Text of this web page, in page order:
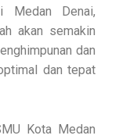
Medan Denai,
akan semakin
dan
dan tepat
Kota Medan